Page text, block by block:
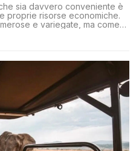
sia davvero conveniente è
proprie risorse economiche.
e variegate, ma come
proprie esigenze senza